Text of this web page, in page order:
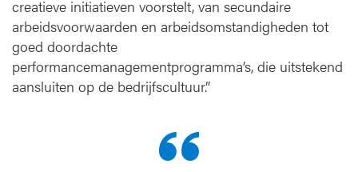
creatieve initiatieven voorstelt, van secundaire
arbeidsvoorwaarden en arbeidsomstandigheden tot
goed doordachte
performancemanagementprogramma’s, die uitstekend
aansluiten op de bedrijfscultuur.”